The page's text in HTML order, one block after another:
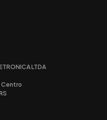
LTDA
Centro